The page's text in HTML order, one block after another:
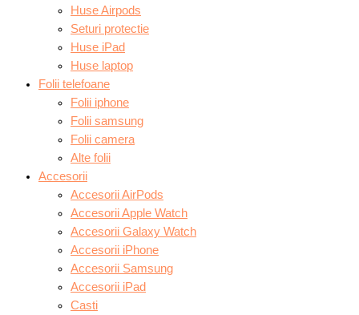
Huse Airpods
Seturi protectie
Huse iPad
Huse laptop
Folii telefoane
Folii iphone
Folii samsung
Folii camera
Alte folii
Accesorii
Accesorii AirPods
Accesorii Apple Watch
Accesorii Galaxy Watch
Accesorii iPhone
Accesorii Samsung
Accesorii iPad
Casti